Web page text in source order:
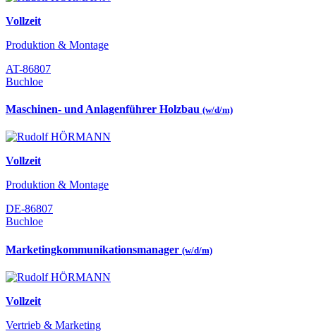
Vollzeit
Produktion & Montage
AT-86807
Buchloe
Maschinen- und Anlagenführer Holzbau (w/d/m)
Vollzeit
Produktion & Montage
DE-86807
Buchloe
Marketingkommunikationsmanager (w/d/m)
Vollzeit
Vertrieb & Marketing